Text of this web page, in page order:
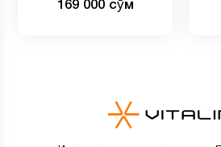
коллагеном и биотином,
169 000 сӯм